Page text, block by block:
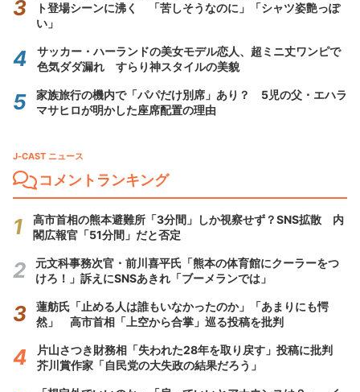
ト登場シーンに沸く 「苦しそうなのに」「シャツ姿艶っぽ
い」
サッカー・ハーランドの美女モデル恋人、超ミニ丈ワンピで
色気ダダ漏れ すらり神スタイルの美貌
家族旅行の機内で「パパだけ別席」あり？ 5児の父・エハラ
マサヒロが明かした座席配置の理由
J-CAST ニュース
コメントランキング
高市首相の熊本避難所「3分間」しか視察せず？SNS拡散 内
閣広報官「51分間」だと否定
元文科事務次官・前川喜平氏「熊本の体育館にクーラーをつ
けろ！」訴えにSNSあきれ「ブーメランでは」
蓮舫氏「止める人は誰もいなかったのか」「あまりにも愕
然」 高市首相「上空から合掌」巡る投稿を批判
片山さつき財務相「失われた28年を取り戻す」投稿に批判
芥川賞作家「自民党の大失政の結果だろう」